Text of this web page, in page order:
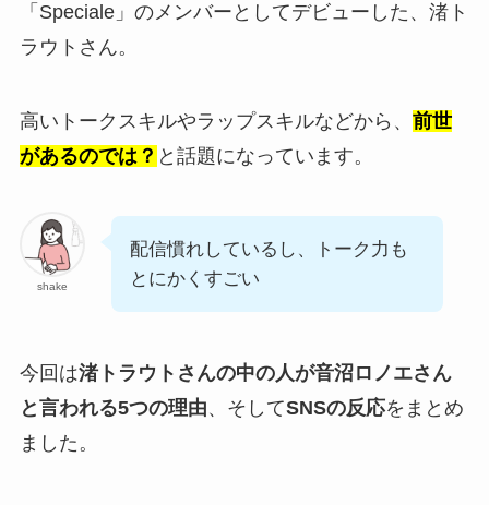
「Speciale」のメンバーとしてデビューした、渚ト
ラウトさん。
高いトークスキルやラップスキルなどから、 前世
があるのでは？ と話題になっています。
shake
配信慣れしているし、トーク力も
とにかくすごい
今回は渚トラウトさんの中の人が音沼ロノエさん
と言われる5つの理由、そしてSNSの反応をまとめ
ました。